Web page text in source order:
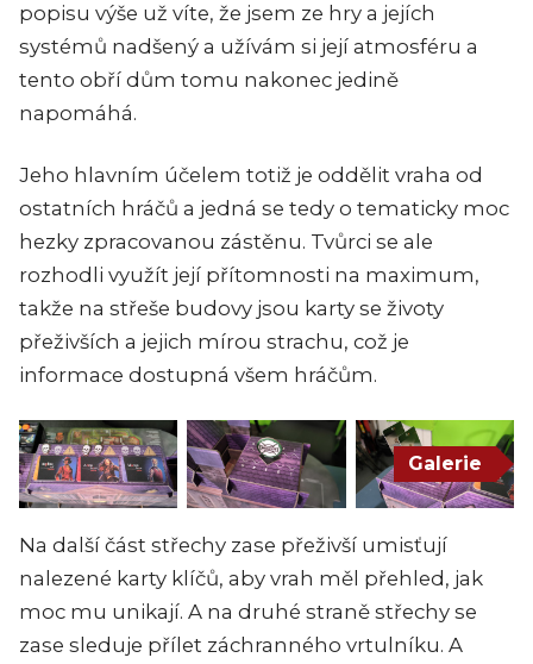
popisu výše už víte, že jsem ze hry a jejích
systémů nadšený a užívám si její atmosféru a
tento obří dům tomu nakonec jedině
napomáhá.
Jeho hlavním účelem totiž je oddělit vraha od
ostatních hráčů a jedná se tedy o tematicky moc
hezky zpracovanou zástěnu. Tvůrci se ale
rozhodli využít její přítomnosti na maximum,
takže na střeše budovy jsou karty se životy
přeživších a jejich mírou strachu, což je
informace dostupná všem hráčům.
Galerie
Na další část střechy zase přeživší umisťují
nalezené karty klíčů, aby vrah měl přehled, jak
moc mu unikají. A na druhé straně střechy se
zase sleduje přílet záchranného vrtulníku. A